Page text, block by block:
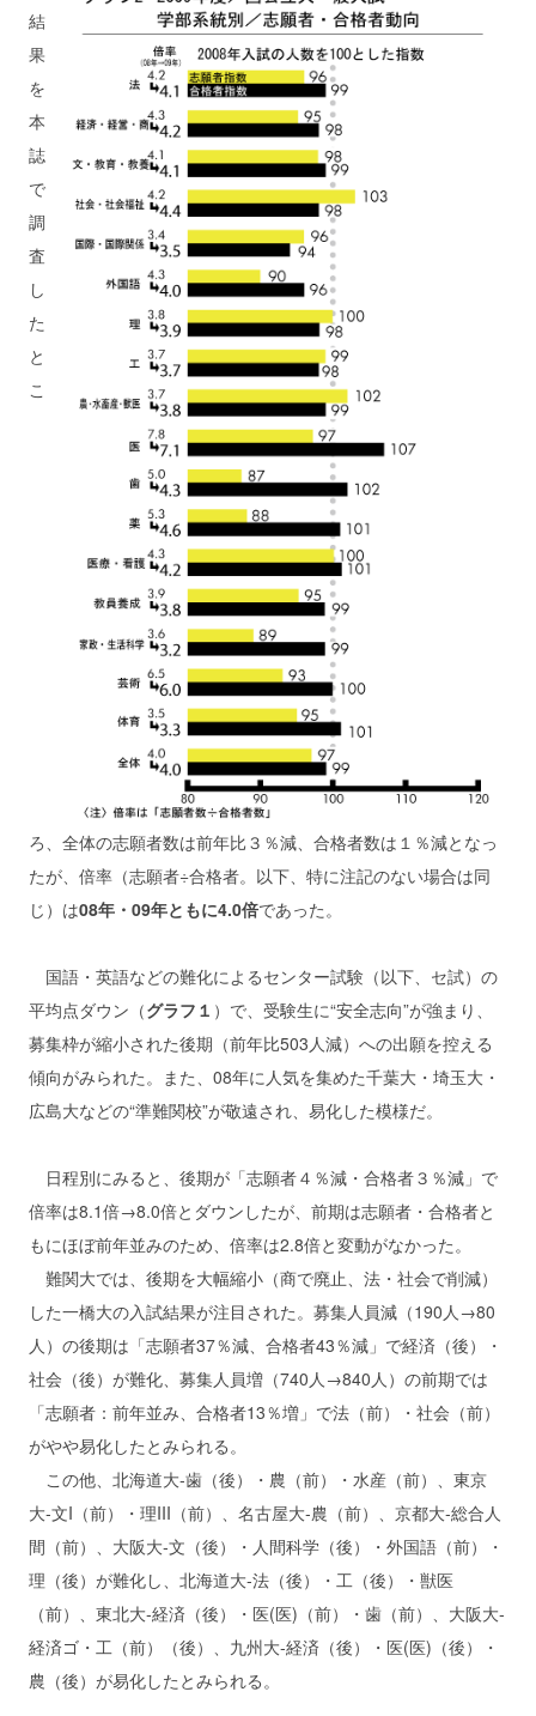
結
果
を
本
誌
で
調
査
し
た
と
こ
ろ、全体の志願者数は前年比３％減、合格者数は１％減となっ
たが、倍率（志願者÷合格者。以下、特に注記のない場合は同
じ）は08年・09年ともに4.0倍であった。
国語・英語などの難化によるセンター試験（以下、セ試）の
平均点ダウン（グラフ１ ）で、受験生に“安全志向”が強まり、
募集枠が縮小された後期（前年比503人減）への出願を控える
傾向がみられた。また、08年に人気を集めた千葉大・埼玉大・
広島大などの“準難関校”が敬遠され、易化した模様だ。
日程別にみると、後期が「志願者４％減・合格者３％減」で
倍率は8.1倍→8.0倍とダウンしたが、前期は志願者・合格者と
もにほぼ前年並みのため、倍率は2.8倍と変動がなかった。
難関大では、後期を大幅縮小（商で廃止、法・社会で削減）
した一橋大の入試結果が注目された。募集人員減（190人→80
人）の後期は「志願者37％減、合格者43％減」で経済（後）・
社会（後）が難化、募集人員増（740人→840人）の前期では
「志願者：前年並み、合格者13％増」で法（前）・社会（前）
がやや易化したとみられる。
この他、北海道大‐歯（後）・農（前）・水産（前）、東京
大‐文I（前）・理III（前）、名古屋大‐農（前）、京都大‐総合人
間（前）、大阪大‐文（後）・人間科学（後）・外国語（前）・
理（後）が難化し、北海道大‐法（後）・工（後）・獣医
（前）、東北大‐経済（後）・医(医)（前）・歯（前）、大阪大‐
経済ゴ・工（前）（後）、九州大‐経済（後）・医(医)（後）・
農（後）が易化したとみられる。